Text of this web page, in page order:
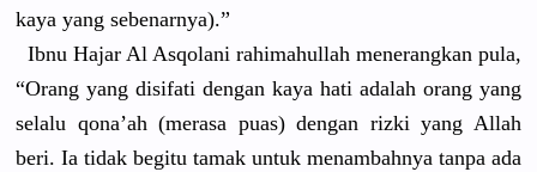
kaya yang sebenarnya).”
Ibnu Hajar Al Asqolani rahimahullah menerangkan pula,
“Orang yang disifati dengan kaya hati adalah orang yang
selalu qona’ah (merasa puas) dengan rizki yang Allah
beri. Ia tidak begitu tamak untuk menambahnya tanpa ada